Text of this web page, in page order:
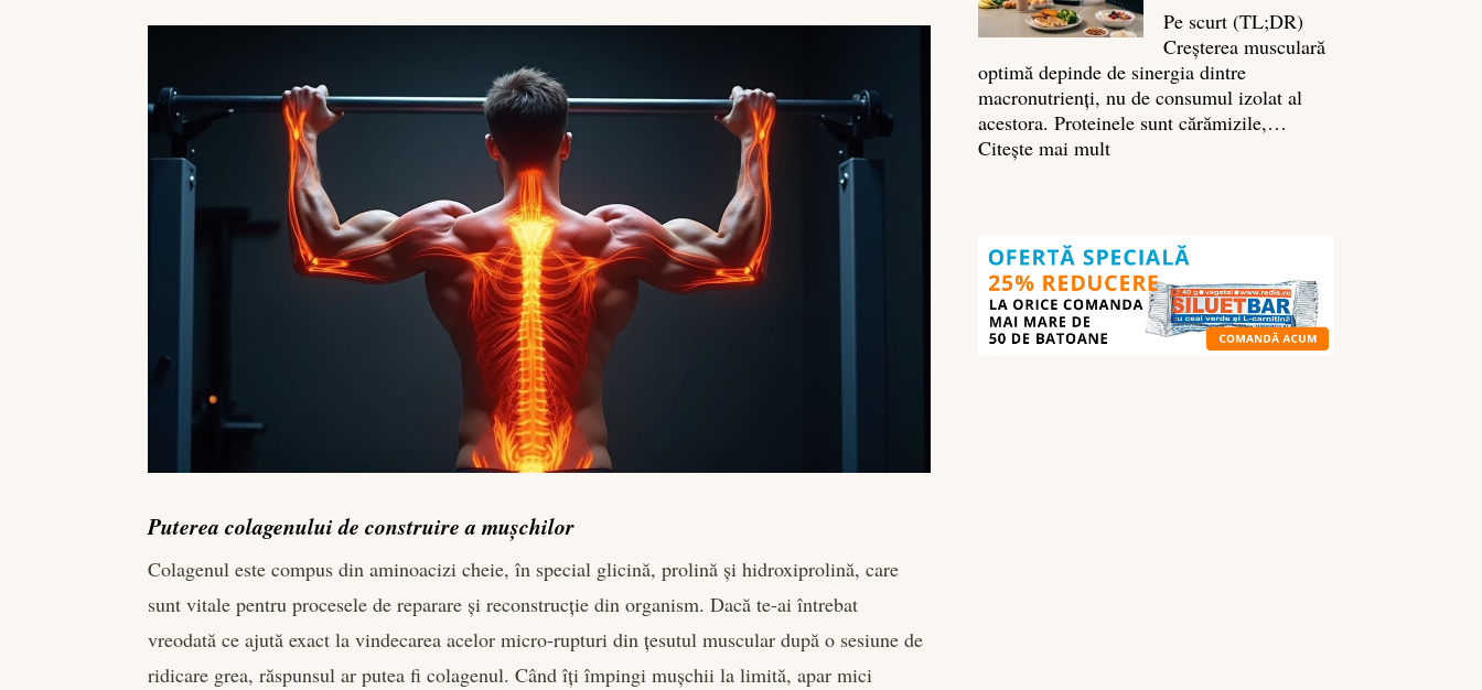
Puterea colagenului de construire a mușchilor
Colagenul este compus din aminoacizi cheie, în special glicină, prolină și hidroxiprolină, care
sunt vitale pentru procesele de reparare și reconstrucție din organism. Dacă te-ai întrebat
vreodată ce ajută exact la vindecarea acelor micro-rupturi din țesutul muscular după o sesiune de
ridicare grea, răspunsul ar putea fi colagenul. Când îți împingi mușchii la limită, apar mici
Pe scurt (TL;DR)
Creșterea musculară
optimă depinde de sinergia dintre
macronutrienți, nu de consumul izolat al
acestora. Proteinele sunt cărămizile,…
Citește mai mult:
culturism:
ce
să
mănânci